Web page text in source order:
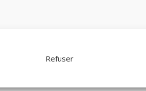
Refuser